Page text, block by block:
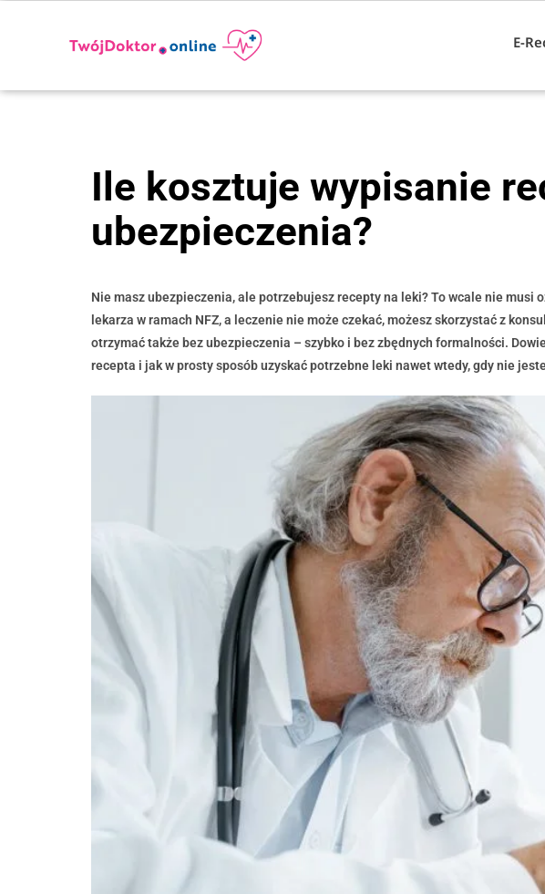
E-
Ile kosztuje wypisanie
ubezpieczenia?
Nie masz ubezpieczenia, ale potrzebujesz recepty na leki? To wcale nie musi
lekarza w ramach NFZ, a leczenie nie może czekać, możesz skorzystać z
otrzymać także bez ubezpieczenia – szybko i bez zbędnych formalności.
recepta i jak w prosty sposób uzyskać potrzebne leki nawet wtedy, gdy nie